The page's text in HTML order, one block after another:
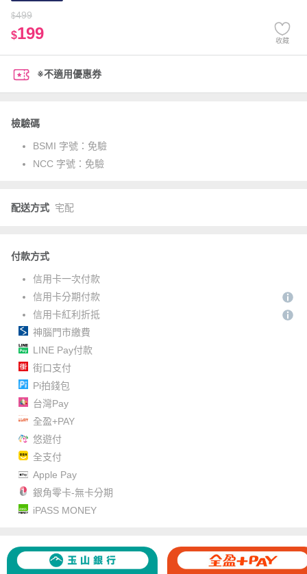
$499
$199 收藏
※不適用優惠券
檢驗碼
BSMI 字號： 免驗
NCC 字號： 免驗
配送方式 宅配
付款方式
信用卡一次付款
信用卡分期付款
信用卡紅利折抵
神腦門市繳費
LINE Pay付款
街口支付
Pi拍錢包
台灣Pay
全盈+PAY
悠遊付
全支付
Apple Pay
銀角零卡-無卡分期
iPASS MONEY